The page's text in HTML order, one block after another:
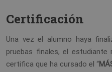
Certificación
Una vez el alumno haya
pruebas finales, el estudiante
certifica que ha cursado el “